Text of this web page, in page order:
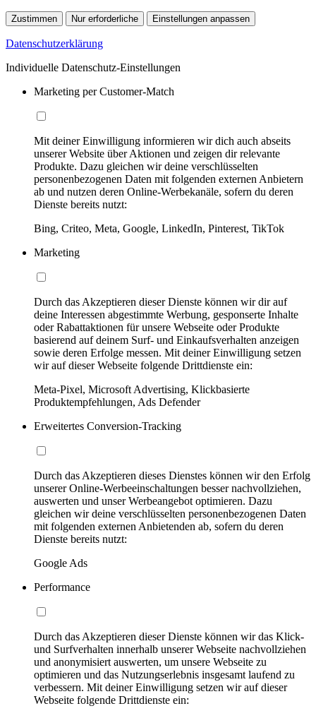
Zustimmen Nur erforderliche Einstellungen anpassen
Datenschutzerklärung
Individuelle Datenschutz-Einstellungen
Marketing per Customer-Match
Mit deiner Einwilligung informieren wir dich auch abseits
unserer Website über Aktionen und zeigen dir relevante
Produkte. Dazu gleichen wir deine verschlüsselten
personenbezogenen Daten mit folgenden externen Anbietern
ab und nutzen deren Online-Werbekanäle, sofern du deren
Dienste bereits nutzt:
Bing, Criteo, Meta, Google, LinkedIn, Pinterest, TikTok
Marketing
Durch das Akzeptieren dieser Dienste können wir dir auf
deine Interessen abgestimmte Werbung, gesponserte Inhalte
oder Rabattaktionen für unsere Webseite oder Produkte
basierend auf deinem Surf- und Einkaufsverhalten anzeigen
sowie deren Erfolge messen. Mit deiner Einwilligung setzen
wir auf dieser Webseite folgende Drittdienste ein:
Meta-Pixel, Microsoft Advertising, Klickbasierte
Produktempfehlungen, Ads Defender
Erweitertes Conversion-Tracking
Durch das Akzeptieren dieses Dienstes können wir den Erfolg
unserer Online-Werbeeinschaltungen besser nachvollziehen,
auswerten und unser Werbeangebot optimieren. Dazu
gleichen wir deine verschlüsselten personenbezogenen Daten
mit folgenden externen Anbietenden ab, sofern du deren
Dienste bereits nutzt:
Google Ads
Performance
Durch das Akzeptieren dieser Dienste können wir das Klick-
und Surfverhalten innerhalb unserer Webseite nachvollziehen
und anonymisiert auswerten, um unsere Webseite zu
optimieren und das Nutzungserlebnis insgesamt laufend zu
verbessern. Mit deiner Einwilligung setzen wir auf dieser
Webseite folgende Drittdienste ein: